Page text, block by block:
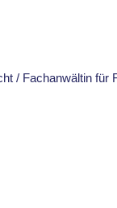
/ Fachanwältin für